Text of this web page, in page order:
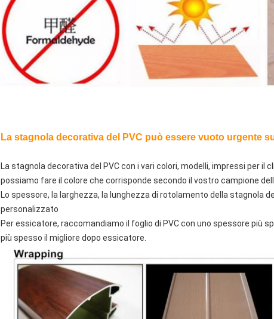
La stagnola decorativa del PVC può essere vuoto urgente
La stagnola decorativa del PVC con i vari colori, modelli, impressi per il
possiamo fare il colore che corrisponde secondo il vostro campione
Lo spessore, la larghezza, la lunghezza di rotolamento della stagnola
personalizzato
Per essicatore, raccomandiamo il foglio di PVC con uno spessore più
più spesso il migliore dopo essicatore.